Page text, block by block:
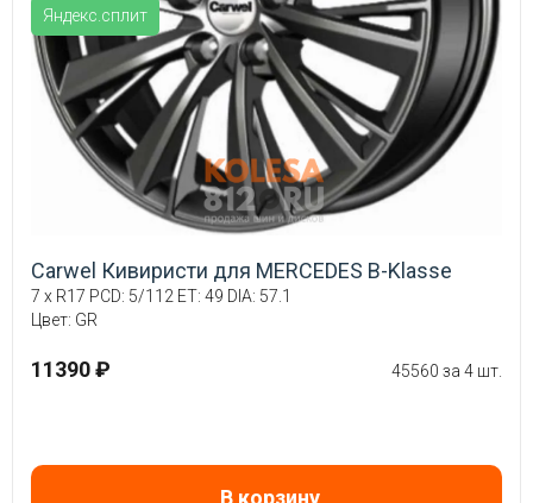
Яндекс.сплит
Carwel Кивиристи для MERCEDES B-Klasse
7 x R17 PCD: 5/112 ET: 49 DIA: 57.1
Цвет: GR
11390 ₽ 45560 за 4 шт.
В корзину